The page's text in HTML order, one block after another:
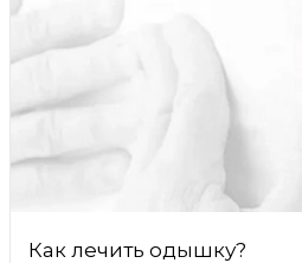
Как лечить одышку?